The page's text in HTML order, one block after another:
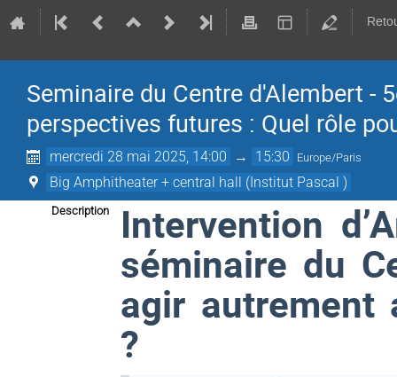
Seminaire du Centre d'Alembert -
perspectives futures : Quel rôle
mercredi 28 mai 2025, 14:00 → 15:30 Europe/Paris
Big Amphitheater + central hall (Institut Pascal )
Description Intervention
séminaire du
agir autrement
?